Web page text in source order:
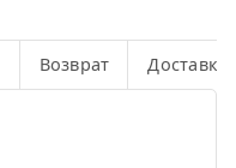
Возврат Доставка